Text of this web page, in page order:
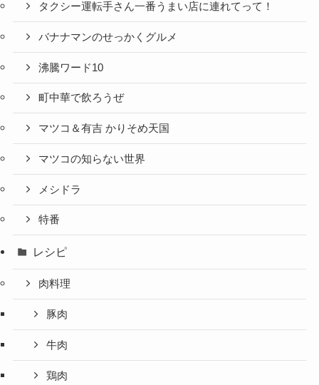
タクシー運転手さん一番うまい店に連れてって！
バナナマンのせっかくグルメ
沸騰ワード10
町中華で飲ろうぜ
マツコ＆有吉 かりそめ天国
マツコの知らない世界
メシドラ
特番
レシピ
肉料理
豚肉
牛肉
鶏肉